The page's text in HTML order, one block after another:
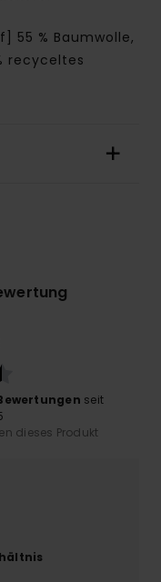
55 % Baumwolle,
recyceltes
seit
dieses Produkt